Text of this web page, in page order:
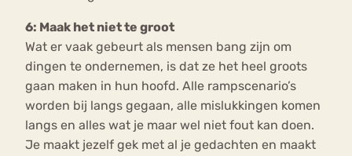
6: Maak het niet te groot
Wat er vaak gebeurt als mensen bang zijn om
dingen te ondernemen, is dat ze het heel groots
gaan maken in hun hoofd. Alle rampscenario’s
worden bij langs gegaan, alle mislukkingen komen
langs en alles wat je maar wel niet fout kan doen.
Je maakt jezelf gek met al je gedachten en maakt